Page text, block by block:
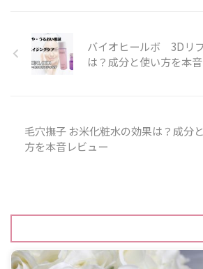
バイオヒールボ 3Dリ
は？成分と使い方を本
毛穴撫子 お米化粧水の効果は？成分
方を本音レビュー